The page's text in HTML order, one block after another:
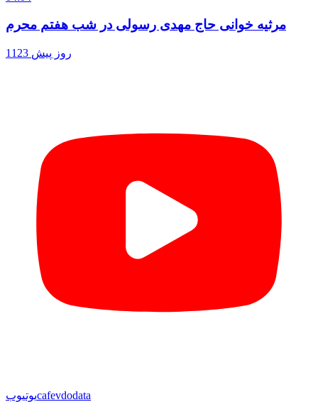
مرثیه خوانی حاج مهدی رسولی در شب هفتم محرم
1123 روز پیش
یوتیوبcafevdodata